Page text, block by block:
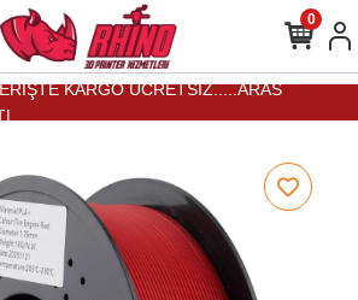
KARGO ÜCRETSİZ.....ARAS
0